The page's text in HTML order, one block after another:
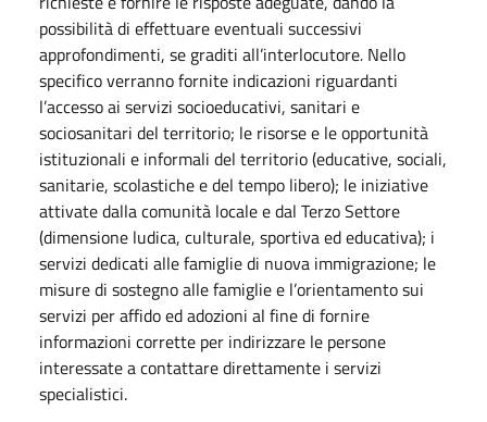
possibilità di effettuare eventuali successivi
approfondimenti, se graditi all’interlocutore. Nello
specifico verranno fornite indicazioni riguardanti
l’accesso ai servizi socioeducativi, sanitari e
sociosanitari del territorio; le risorse e le opportunità
istituzionali e informali del territorio (educative, sociali,
sanitarie, scolastiche e del tempo libero); le iniziative
attivate dalla comunità locale e dal Terzo Settore
(dimensione ludica, culturale, sportiva ed educativa); i
servizi dedicati alle famiglie di nuova immigrazione; le
misure di sostegno alle famiglie e l’orientamento sui
servizi per affido ed adozioni al fine di fornire
informazioni corrette per indirizzare le persone
interessate a contattare direttamente i servizi
specialistici.